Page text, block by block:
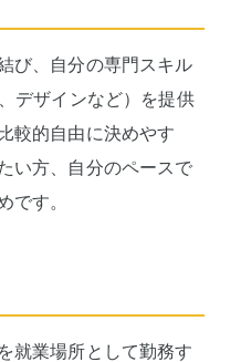
び、自分の専門スキル
デザインなど）を提供
較的自由に決めやす
い方、自分のペースで
です。
就業場所として勤務す